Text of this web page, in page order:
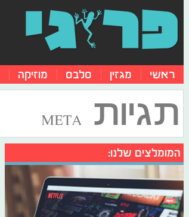
ראשי מגזין סלבס מוזיקה
תגיות META
המומלצים שלנו: